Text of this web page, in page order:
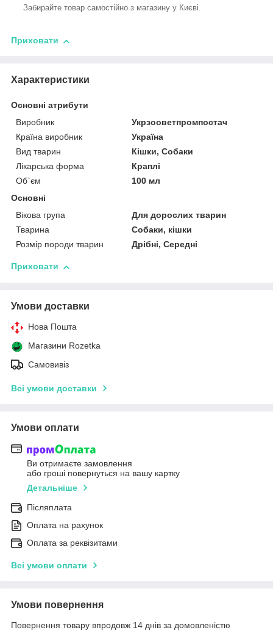
Забирайте товар самостійно з магазину у Києві.
Приховати
Характеристики
Основні атрибути
Виробник
Укрзооветпромпостач
Країна виробник
Україна
Вид тварин
Кішки, Собаки
Лікарська форма
Краплі
Об`єм
100 мл
Основні
Вікова група
Для дорослих тварин
Тварина
Собаки, кішки
Розмір породи тварин
Дрібні, Середні
Приховати
Умови доставки
Нова Пошта
Магазини Rozetka
Самовивіз
Всі умови доставки
Умови оплати
Ви отримаєте замовлення
або гроші повернуться на вашу картку
Детальніше
Післяплата
Оплата на рахунок
Оплата за реквізитами
Всі умови оплати
Умови повернення
Повернення товару впродовж 14 днів за домовленістю